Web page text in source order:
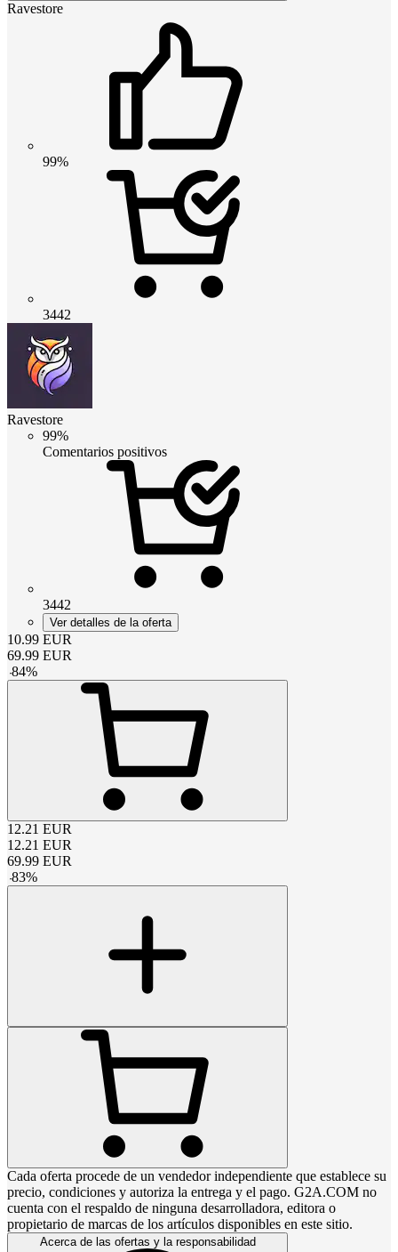
Ravestore
99%
3442
Ravestore
99%
Comentarios positivos
3442
Ver detalles de la oferta
10.99 EUR
69.99 EUR
-84%
12.21 EUR
12.21 EUR
69.99 EUR
-83%
Cada oferta procede de un vendedor independiente que establece su
precio, condiciones y autoriza la entrega y el pago. G2A.COM no
cuenta con el respaldo de ninguna desarrolladora, editora o
propietario de marcas de los artículos disponibles en este sitio.
Acerca de las ofertas y la responsabilidad